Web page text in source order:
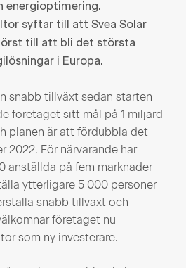
energioptimering.
syftar till att Svea Solar
till att bli det största
i Europa.
snabb tillväxt sedan starten
företaget sitt mål på 1 miljard
planen är att fördubbla det
2022. För närvarande har
anställda på fem marknader
ytterligare 5 000 personer
snabb tillväxt och
företaget nu
som ny investerare.